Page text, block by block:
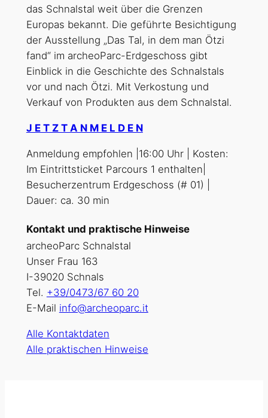
das Schnalstal weit über die Grenzen
Europas bekannt. Die geführte Besichtigung
der Ausstellung „Das Tal, in dem man Ötzi
fand“ im archeoParc-Erdgeschoss gibt
Einblick in die Geschichte des Schnalstals
vor und nach Ötzi. Mit Verkostung und
Verkauf von Produkten aus dem Schnalstal.
J E T Z T A N M E L D E N
Anmeldung empfohlen |16:00 Uhr | Kosten:
Im Eintrittsticket Parcours 1 enthalten|
Besucherzentrum Erdgeschoss (# 01) |
Dauer: ca. 30 min
Kontakt und praktische Hinweise
archeoParc Schnalstal
Unser Frau 163
I-39020 Schnals
Tel. +39/0473/67 60 20
E-Mail info@archeoparc.it
Alle Kontaktdaten
Alle praktischen Hinweise